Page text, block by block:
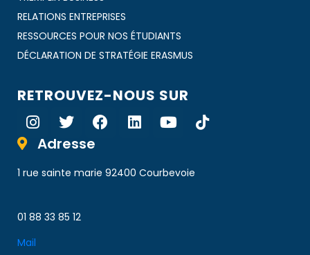
RELATIONS ENTREPRISES
RESSOURCES POUR NOS ÉTUDIANTS
DÉCLARATION DE STRATÉGIE ERASMUS
RETROUVEZ-NOUS SUR
Adresse
1 rue sainte marie 92400 Courbevoie
01 88 33 85 12
Mail